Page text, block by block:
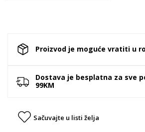
Proizvod je moguće vratiti u
Dostava je besplatna za sve
99KM
Sačuvajte u listi želja